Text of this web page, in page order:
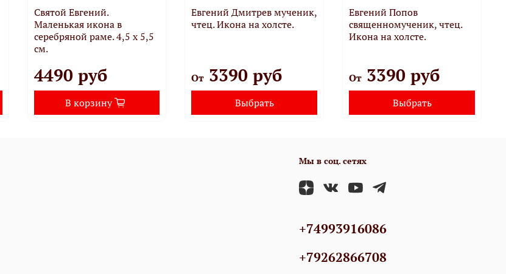
Святой Евгений.
Маленькая икона в
серебряной раме. 4,5 х 5,5
см.
4490 руб
В корзину
Евгений Дмитрев мученик,
чтец. Икона на холсте.
От 3390 руб
Выбрать
Евгений Попов
священномученик, чтец.
Икона на холсте.
От 3390 руб
Выбрать
Мы в соц. сетях
+74993916086
+79262866708